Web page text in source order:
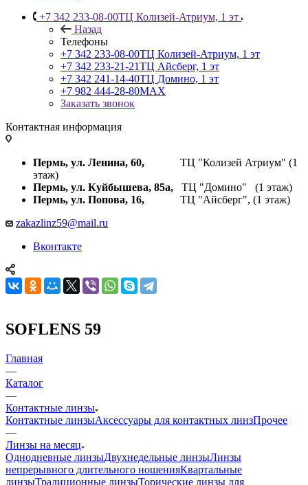
+7 342 233-08-00ТЦ Колизей-Атриум, 1 эт
Назад
Телефоны
+7 342 233-08-00ТЦ Колизей-Атриум, 1 эт
+7 342 233-21-21ТЦ Айсберг, 1 эт
+7 342 241-14-40ТЦ Домино, 1 эт
+7 982 444-28-80MAX
Заказать звонок
Контактная информация
Пермь, ул. Ленина, 60, ТЦ "Колизей Атриум" (1
этаж)
Пермь, ул. Куйбышева, 85а, ТЦ "Домино" (1 этаж)
Пермь, ул. Попова, 16, ТЦ "Айсберг", (1 этаж)
zakazlinz59@mail.ru
Вконтакте
SOFLENS 59
Главная
—
Каталог
—
Контактные линзы
Контактные линзыАксессуары для контактных линзПрочее
—
Линзы на месяц
Однодневные линзыДвухнедельные линзыЛинзы
непрерывного длительного ношенияКвартальные
линзыТрадиционные линзыТорические линзы для